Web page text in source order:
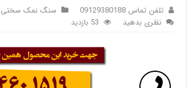
تلفن تماس 09129380188
سنگ نمک سختی
نظری بدهید
53 بازدید